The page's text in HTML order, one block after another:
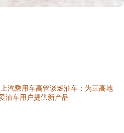
汽乘用车高管谈燃油车：为三高地
油车用户提供新产品